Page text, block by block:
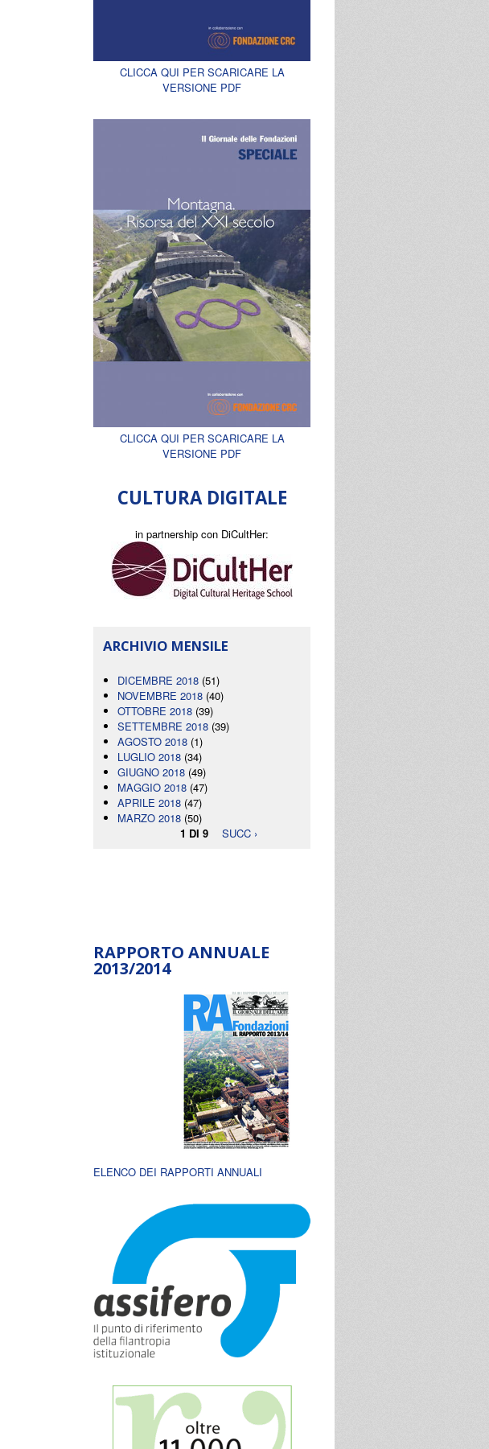
CLICCA QUI PER SCARICARE LA
VERSIONE PDF
CLICCA QUI PER SCARICARE LA
VERSIONE PDF
CULTURA DIGITALE
in partnership con DiCultHer:
ARCHIVIO MENSILE
DICEMBRE 2018 (51)
NOVEMBRE 2018 (40)
OTTOBRE 2018 (39)
SETTEMBRE 2018 (39)
AGOSTO 2018 (1)
LUGLIO 2018 (34)
GIUGNO 2018 (49)
MAGGIO 2018 (47)
APRILE 2018 (47)
MARZO 2018 (50)
1 DI 9
SUCC ›
RAPPORTO ANNUALE
2013/2014
ELENCO DEI RAPPORTI ANNUALI